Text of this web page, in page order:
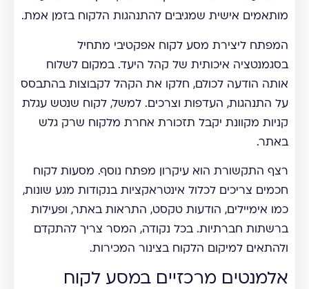
מותאמים אישית שמגיבים להתנהגות הלקוח בזמן אמת.
המפתח ליצירת מסע לקוח אפקטיבי מתחיל
בסגמנטציה איכותית של קהל היעד. במקום לשלוח
אותה הודעה לכולם, חלקו את הקהל לקבוצות בהתבסס
על התנהגות, העדפות וצרכים. למשל, לקוח שנטש עגלת
קניות מקוונת יקבל תזכורת אחרת מלקוח שרק גלש
באתר.
רצף התקשורת הוא עיקרון מפתח נוסף. מסעות לקוח
חכמים צריכים לכלול אינטראקציות בנקודות מגע שונות,
כמו אימיילים, הודעות טקסט, התראות באתר, ופעילות
ברשתות חברתיות. בכל נקודה, המסר צריך להתקדם
ולהתאים למיקום הלקוח בצינור המכירות.
אלמנטים מרכזיים במסע לקוח